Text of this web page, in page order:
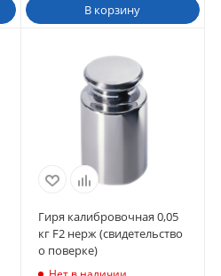
В корзину
Гиря калибровочная 0,05
кг F2 нерж (свидетельство
о поверке)